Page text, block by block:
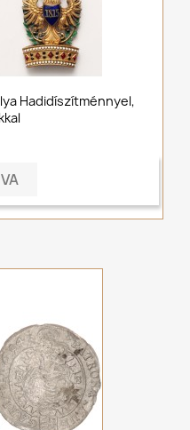
Hadidíszítménnyel,